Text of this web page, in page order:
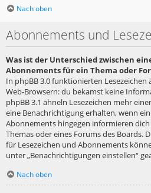
Nach oben
Abonnements und
Was ist der Unterschied zwischen
Abonnements für ein Thema oder
In phpBB 3.0 funktionierten Lesezeichen
Web-Browsern: du bekamst keine
phpBB 3.1 ähneln Lesezeichen mehr
eine Benachrichtigung erhalten, wenn
Abonnements hingegen informieren
Themas oder eines Forums des Boards.
für Lesezeichen und Abonnements
unter „Benachrichtigungen einstellen“
Nach oben